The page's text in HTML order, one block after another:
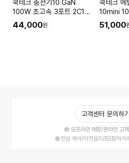
쿡테크 충전기10 GaN
100W 초고속 3포트 2C1A
+ C to C 케이블
44,000원
쿡테크 메
10mini
초고속 저
51,000
고객센터 문의하기
오프라인 매장/온라인 고
안심 케어/이전설치/B2B/하이